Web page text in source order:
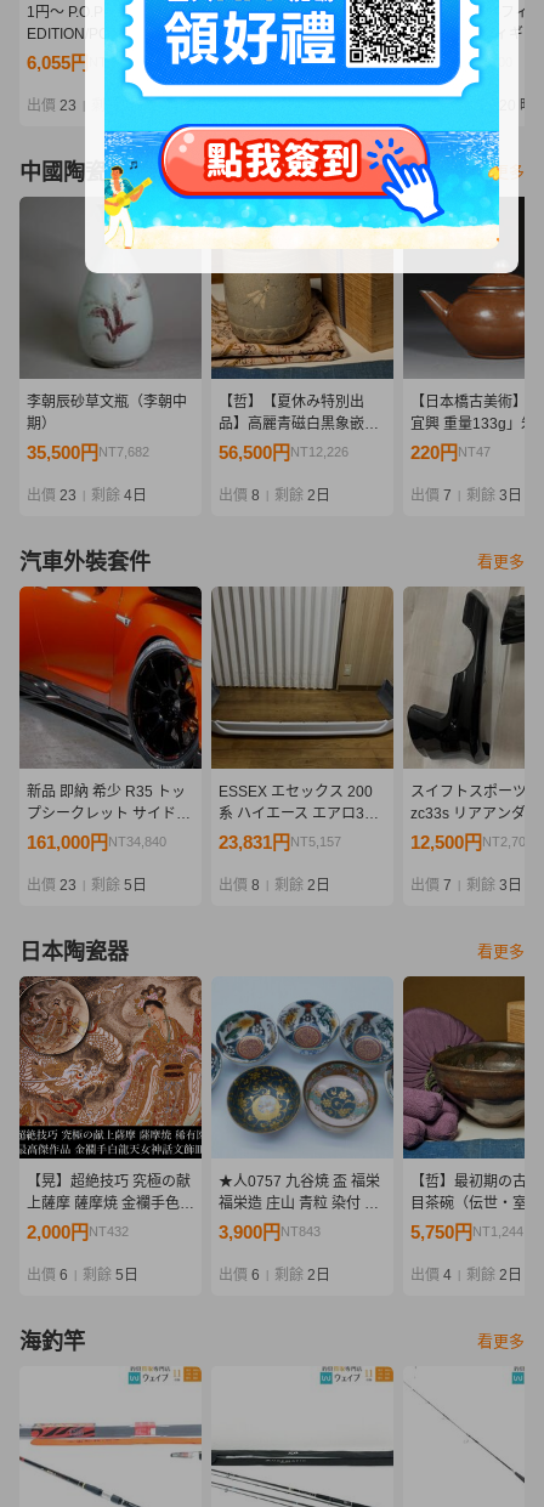
1円～ P.O.P LIMITED
EDITION/POP ONE
PIECE 黒檻のヒナ 再販
6,055円 NT1,310
出價 23 1日
1円～ 内未開封 バンプレ
スト ONE PIECE KING
OF ARTIST THE
PORTGAS・D・ACE
3,795円NT821
ワンピース ルフィ
GEAR5-III フィギュ
ペイント 二次元塗
品 箱有 MONKEY D
LUFFY 一番くじ
3,700円NT800
20 時
中國陶瓷器 看更多
李朝辰砂草文瓶（李朝中
期）
35,500円 NT7,682
出價 23 剩餘 4日
【哲】【夏休み特別出
品】高麗青磁白黒象嵌蜂
と菊花文筒茶碗（高麗時
56,500円 NT12,226
出價 8 剩餘 2日
【日本橋古美術】
宜興 重量133g」朱
砂 壺 宜興 紫砂 壷
明 紫砂壺 紫砂壷 茶
220円 NT47
出價 7 剩餘 3日
汽車外裝套件 看更多
新品 即納 希少 R35 トッ
プシークレット サイドデ
ィフューザー サイドステ
TOPSECRET GT-R
161,000円 NT34,840
出價 23 剩餘 5日
ESSEX エセックス 200
系 ハイエース エアロ3点
セット フロントスポイラ
パー 売り切り
23,831円 NT5,157
出價 8 剩餘 2日
スイフトスポーツ
zc33s リアアンダー
ニッシュ 純正オプ
12,500円 NT2,705
出價 7 剩餘 3日
日本陶瓷器 看更多
【晃】超絶技巧 究極の献
上薩摩 薩摩焼 金襴手色絵
金彩 白龍天女神話文皿 飾
み 美術品 FI014
2,000円 NT432
出價 6 剩餘 5日
★人0757 九谷焼 盃 福栄
福栄造 庄山 青粒 染付 色
絵 山水 酒器 酒盃 酒杯 ぐ
92607301
3,900円 NT843
出價 6 剩餘 2日
【哲】最初期の古
目茶碗（伝世・室
代）
5,750円 NT1,244
出價 4 剩餘 2日
海釣竿 看更多